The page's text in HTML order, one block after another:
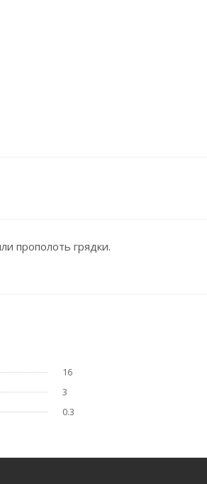
прополоть грядки.
16
3
0.3